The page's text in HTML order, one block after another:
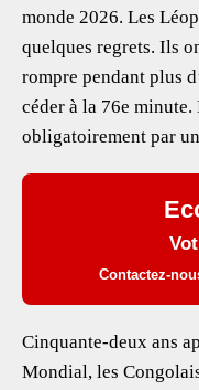
monde 2026. Les
quelques regrets. Ils
rompre pendant plus
céder à la 76e minute.
obligatoirement par
Contactez-
Cinquante-deux ans
Mondial, les